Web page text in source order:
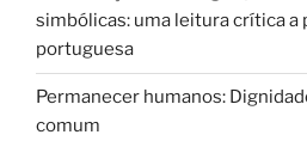
simbólicas: uma leitura crítica a
portuguesa
Permanecer humanos:
comum